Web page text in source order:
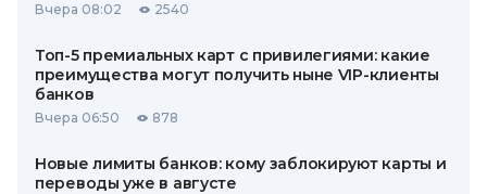
Вчера 08:02 2540
Топ-5 премиальных карт с привилегиями: какие
преимущества могут получить ныне VIP-клиенты
банков
Вчера 06:50 878
Новые лимиты банков: кому заблокируют карты и
переводы уже в августе